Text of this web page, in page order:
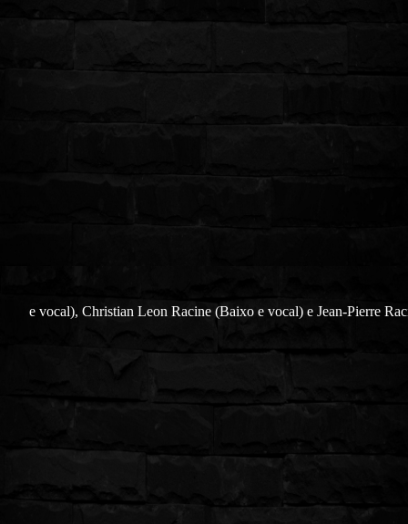
e vocal), Christian Leon Racine (Baixo e vocal) e Jean-Pierre